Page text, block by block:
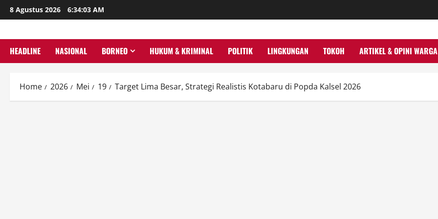
Skip
to
8 Agustus 2026 6:34:04 AM
HEADLINE NASIONAL BORNEO HUKUM & KRIMINAL POLITIK LINGKUNGAN TOKOH ARTIKEL & OPINI WARGA
Home 2026 Mei 19 Target Lima Besar, Strategi Realistis Kotabaru di Popda Kalsel 2026